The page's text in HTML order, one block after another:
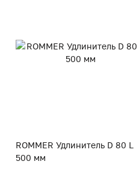
ROMMER Удлинитель D 80 L
500 мм